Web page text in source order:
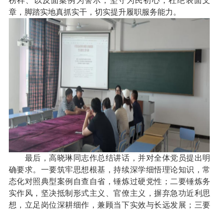
章，脚踏实地真抓实干，切实提升履职服务能力。
最后，高晓琳同志作总结讲话，并对全体党员提出明
确要求。一要筑牢思想根基，持续深学细悟理论知识，常
态化对照典型案例自查自省，锤炼过硬党性；二要锤炼务
实作风，坚决抵制形式主义、官僚主义，摒弃急功近利思
想，立足岗位深耕细作，兼顾当下实效与长远发展；三要